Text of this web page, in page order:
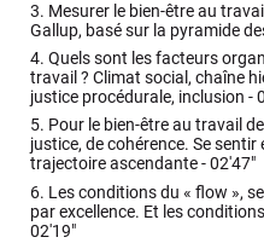
3. Mesurer le bien-être au
Gallup, basé sur la pyramide
4. Quels sont les facteurs
travail ? Climat social, chaîne
justice procédurale, inclusion -
5. Pour le bien-être au travail
justice, de cohérence. Se
trajectoire ascendante -02'47"
6. Les conditions du « flow »,
par excellence. Et les
02'19"